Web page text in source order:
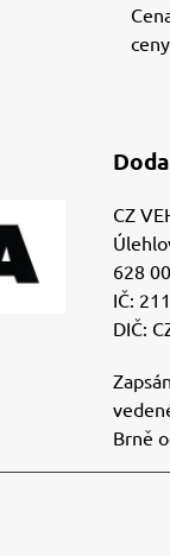
CZ
628
IČ:
DIČ:
Brně